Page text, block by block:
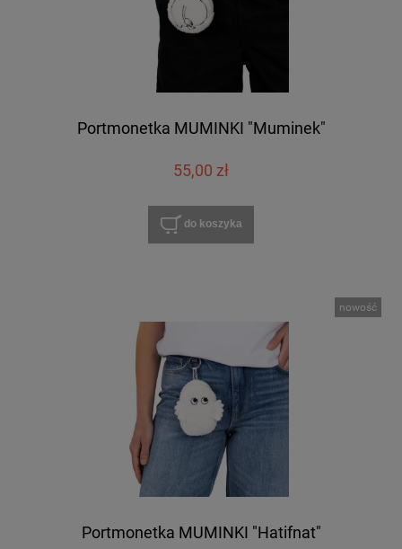
Portmonetka MUMINKI "Muminek"
55,00 zł
do koszyka
Portmonetka MUMINKI "Hatifnat"
nowość